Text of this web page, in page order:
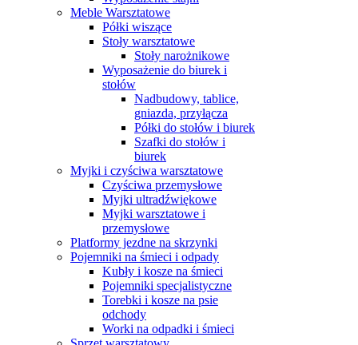
Meble Warsztatowe
Półki wiszące
Stoły warsztatowe
Stoły narożnikowe
Wyposażenie do biurek i
stołów
Nadbudowy, tablice,
gniazda, przyłącza
Półki do stołów i biurek
Szafki do stołów i
biurek
Myjki i czyściwa warsztatowe
Czyściwa przemysłowe
Myjki ultradźwiękowe
Myjki warsztatowe i
przemysłowe
Platformy jezdne na skrzynki
Pojemniki na śmieci i odpady
Kubły i kosze na śmieci
Pojemniki specjalistyczne
Torebki i kosze na psie
odchody
Worki na odpadki i śmieci